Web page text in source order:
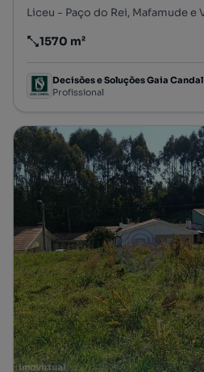
Preço por metro quadrado
1570 m²
Decisões e Soluções Gaia Candal
Profissional